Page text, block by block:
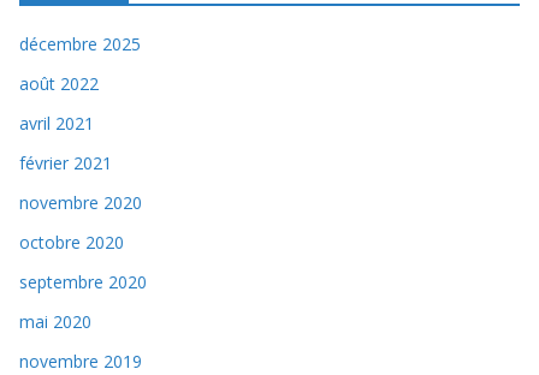
décembre 2025
août 2022
avril 2021
février 2021
novembre 2020
octobre 2020
septembre 2020
mai 2020
novembre 2019